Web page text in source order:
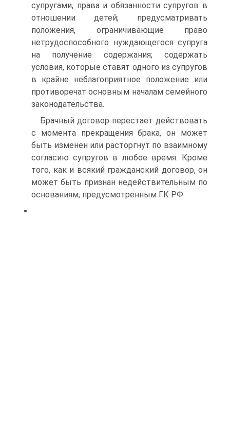
супругами, права и обязанности супругов в
отношении детей; предусматривать
положения, ограничивающие право
нетрудоспособного нуждающегося супруга
на получение содержания; содержать
условия, которые ставят одного из супругов
в крайне неблагоприятное положение или
противоречат основным началам семейного
законодательства.
Брачный договор перестает действовать
с момента прекращения брака, он может
быть изменен или расторгнут по взаимному
согласию супругов в любое время. Кроме
того, как и всякий гражданский договор, он
может быть признан недействительным по
основаниям, предусмотренным ГК РФ.